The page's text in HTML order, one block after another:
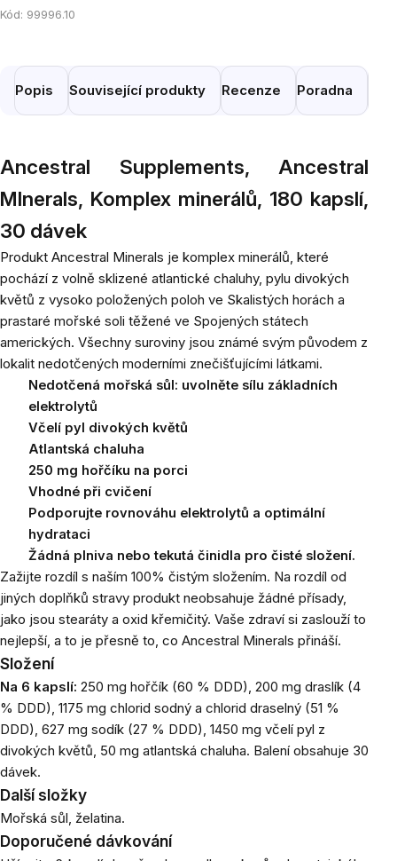
Kód: 99996.10
Popis Související produkty Recenze Poradna
Ancestral Supplements, Ancestral
MInerals, Komplex minerálů, 180 kapslí,
30 dávek
Produkt Ancestral Minerals je komplex minerálů, které
pochází z volně sklizené atlantické chaluhy, pylu divokých
květů z vysoko položených poloh ve Skalistých horách a
prastaré mořské soli těžené ve Spojených státech
amerických. Všechny suroviny jsou známé svým původem z
lokalit nedotčených moderními znečišťujícími látkami.
Nedotčená mořská sůl: uvolněte sílu základních
elektrolytů
Včelí pyl divokých květů
Atlantská chaluha
250 mg hořčíku na porci
Vhodné při cvičení
Podporujte rovnováhu elektrolytů a optimální
hydrataci
Žádná plniva nebo tekutá činidla pro čisté složení.
Zažijte rozdíl s naším 100% čistým složením. Na rozdíl od
jiných doplňků stravy produkt neobsahuje žádné přísady,
jako jsou stearáty a oxid křemičitý. Vaše zdraví si zaslouží to
nejlepší, a to je přesně to, co Ancestral Minerals přináší.
Složení
Na 6 kapslí: 250 mg hořčík (60 % DDD), 200 mg draslík (4
% DDD), 1175 mg chlorid sodný a chlorid draselný (51 %
DDD), 627 mg sodík (27 % DDD), 1450 mg včelí pyl z
divokých květů, 50 mg atlantská chaluha. Balení obsahuje 30
dávek.
Další složky
Mořská sůl, želatina.
Doporučené dávkování